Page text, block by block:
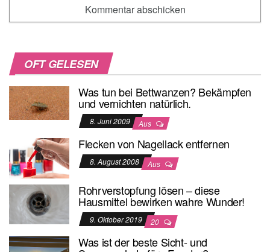
OFT GELESEN
Was tun bei Bettwanzen? Bekämpfen
und vernichten natürlich.
8. Juni 2009 Aus
Flecken von Nagellack entfernen
8. August 2008 Aus
Rohrverstopfung lösen – diese
Hausmittel bewirken wahre Wunder!
9. Oktober 2019 20
Was ist der beste Sicht- und